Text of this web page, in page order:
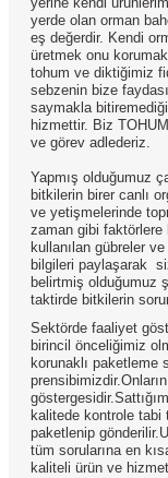
yerde olan orman
eş değerdir. Kendi
üretmek onu
tohum ve diktiğimiz
sebzenin bize
saymakla
hizmettir. Biz
ve görev adlederiz.
Yapmış olduğumuz
bitkilerin birer canlı
ve yetişmelerinde
zaman gibi faktörlere
kullanılan gübreler
bilgileri paylaşarak
belirtmiş olduğumuz
taktirde bitkilerin
Sektörde faaliyet
birincil önceliğimiz
korunaklı
kalitede kontrole
paketlenip
tüm sorularına en
kaliteli ürün ve